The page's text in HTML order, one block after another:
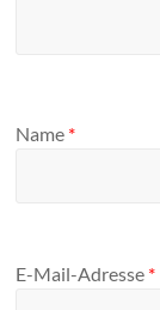
Name *
E-Mail-Adresse *